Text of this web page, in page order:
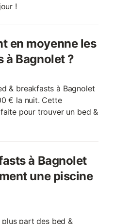
!
en moyenne les
à Bagnolet ?
& breakfasts à Bagnolet
€ la nuit. Cette
pour trouver un bed &
à Bagnolet
une piscine
part des bed &